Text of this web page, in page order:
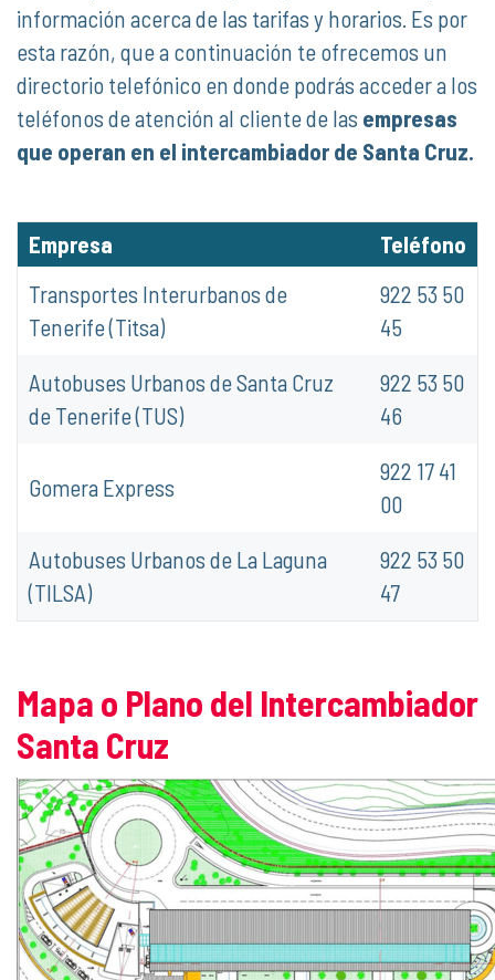
información acerca de las tarifas y horarios. Es por
esta razón, que a continuación te ofrecemos un
directorio telefónico en donde podrás acceder a los
teléfonos de atención al cliente de las empresas
que operan en el intercambiador de Santa Cruz.
Empresa
Teléfono
Transportes Interurbanos de
Tenerife (Titsa)
922 53 50
45
Autobuses Urbanos de Santa Cruz
de Tenerife (TUS)
922 53 50
46
Gomera Express
922 17 41
00
Autobuses Urbanos de La Laguna
(TILSA)
922 53 50
47
Mapa o Plano del Intercambiador
Santa Cruz